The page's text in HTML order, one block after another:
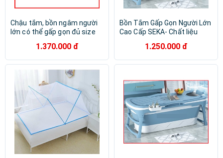
Chậu tắm, bồn ngâm người
lớn có thể gấp gọn đủ size
1.370.000 đ
Bồn Tắm Gấp Gọn Người Lớn
Cao Cấp SEKA- Chất liệu
1.250.000 đ